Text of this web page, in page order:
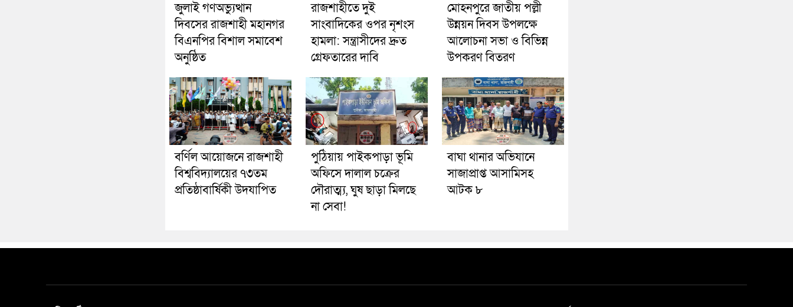
জুলাই গণঅভ্যুত্থান
দিবসের রাজশাহী মহানগর
বিএনপির বিশাল সমাবেশ
অনুষ্ঠিত
রাজশাহীতে দুই
সাংবাদিকের ওপর নৃশংস
হামলা: সন্ত্রাসীদের দ্রুত
গ্রেফতারের দাবি
মোহনপুরে জাতীয় পল্লী
উন্নয়ন দিবস উপলক্ষে
আলোচনা সভা ও বিভিন্ন
উপকরণ বিতরণ
বর্ণিল আয়োজনে রাজশাহী
বিশ্ববিদ্যালয়ের ৭৩তম
প্রতিষ্ঠাবার্ষিকী উদযাপিত
পুঠিয়ায় পাইকপাড়া ভূমি
অফিসে দালাল চক্রের
দৌরাত্ম্য, ঘুষ ছাড়া মিলছে
না সেবা!
বাঘা থানার অভিযানে
সাজাপ্রাপ্ত আসামিসহ
আটক ৮